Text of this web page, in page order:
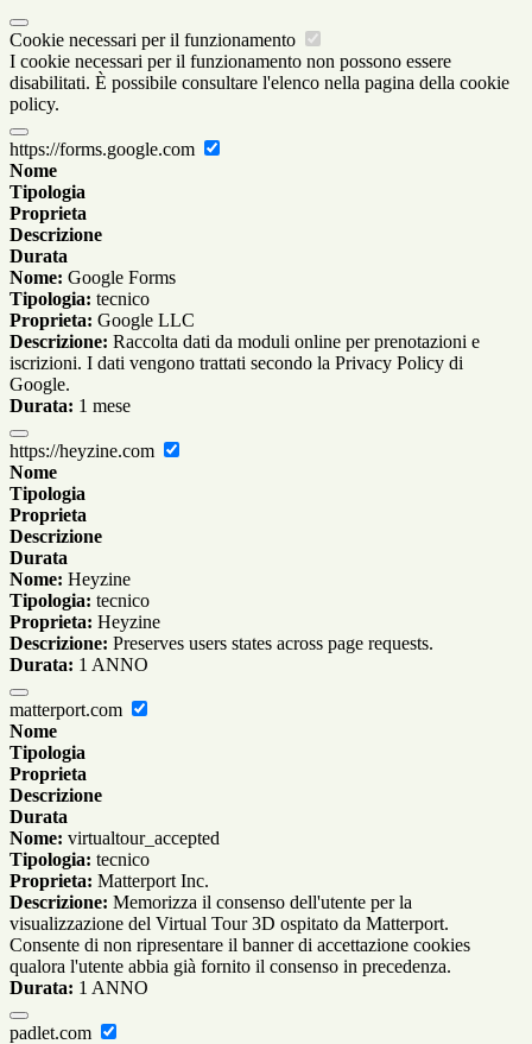
Cookie necessari per il funzionamento
I cookie necessari per il funzionamento non possono essere
disabilitati. È possibile consultare l'elenco nella pagina della cookie
policy.
https://forms.google.com
Nome
Tipologia
Proprieta
Descrizione
Durata
Nome: Google Forms
Tipologia: tecnico
Proprieta: Google LLC
Descrizione: Raccolta dati da moduli online per prenotazioni e
iscrizioni. I dati vengono trattati secondo la Privacy Policy di
Google.
Durata: 1 mese
https://heyzine.com
Nome
Tipologia
Proprieta
Descrizione
Durata
Nome: Heyzine
Tipologia: tecnico
Proprieta: Heyzine
Descrizione: Preserves users states across page requests.
Durata: 1 ANNO
matterport.com
Nome
Tipologia
Proprieta
Descrizione
Durata
Nome: virtualtour_accepted
Tipologia: tecnico
Proprieta: Matterport Inc.
Descrizione: Memorizza il consenso dell'utente per la
visualizzazione del Virtual Tour 3D ospitato da Matterport.
Consente di non ripresentare il banner di accettazione cookies
qualora l'utente abbia già fornito il consenso in precedenza.
Durata: 1 ANNO
padlet.com